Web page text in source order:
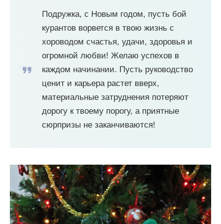
Подружка, с Новым годом, пусть бой
курантов ворвется в твою жизнь с
хороводом счастья, удачи, здоровья и
огромной любви! Желаю успехов в
каждом начинании. Пусть руководство
ценит и карьера растет вверх,
материальные затруднения потеряют
дорогу к твоему порогу, а приятные
сюрпризы не заканчиваются!